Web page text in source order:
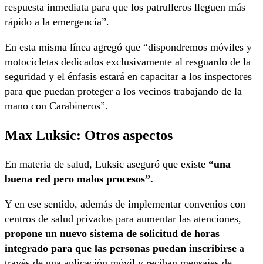
respuesta inmediata para que los patrulleros lleguen más
rápido a la emergencia”.
En esta misma línea agregó que “dispondremos móviles y
motocicletas dedicados exclusivamente al resguardo de la
seguridad y el énfasis estará en capacitar a los inspectores
para que puedan proteger a los vecinos trabajando de la
mano con Carabineros”.
Max Luksic: Otros aspectos
En materia de salud, Luksic aseguró que existe “una
buena red pero malos procesos”.
Y en ese sentido, además de implementar convenios con
centros de salud privados para aumentar las atenciones,
propone un nuevo sistema de solicitud de horas
integrado para que las personas puedan inscribirse a